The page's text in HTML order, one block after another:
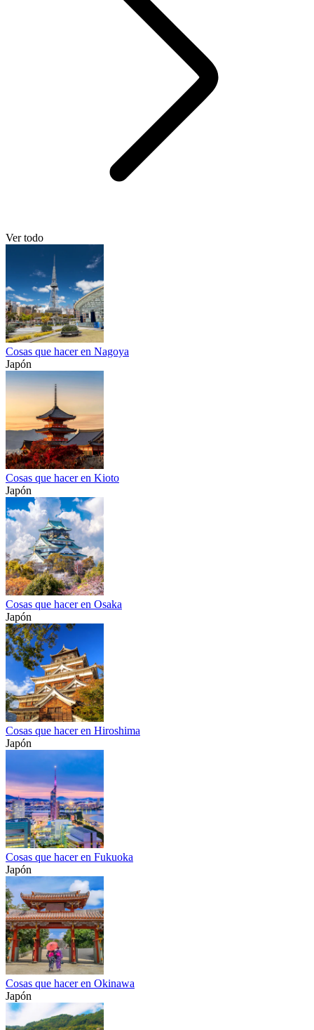
Ver todo
Cosas que hacer en Nagoya
Japón
Cosas que hacer en Kioto
Japón
Cosas que hacer en Osaka
Japón
Cosas que hacer en Hiroshima
Japón
Cosas que hacer en Fukuoka
Japón
Cosas que hacer en Okinawa
Japón